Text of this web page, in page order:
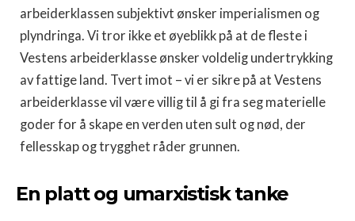
arbeiderklassen subjektivt ønsker imperialismen og
plyndringa. Vi tror ikke et øyeblikk på at de fleste i
Vestens arbeiderklasse ønsker voldelig undertrykking
av fattige land. Tvert imot – vi er sikre på at Vestens
arbeiderklasse vil være villig til å gi fra seg materielle
goder for å skape en verden uten sult og nød, der
fellesskap og trygghet råder grunnen.
En platt og umarxistisk tanke